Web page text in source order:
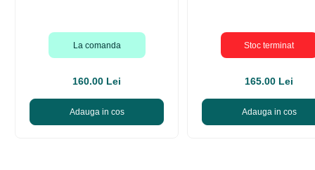
La comanda
160.00 Lei
Adauga in cos
Stoc terminat
165.00 Lei
Adauga in cos